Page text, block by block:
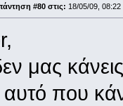
#80 στις: 18/05/09, 08:22
μας
αυτό που